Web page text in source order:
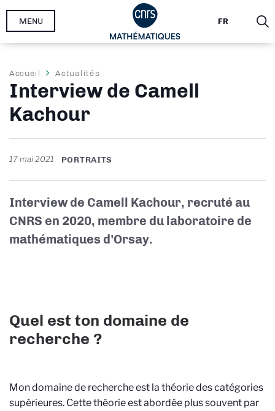
Aller
FR
MENU
Fil
d'Ariane
Accueil Actualités
Interview de Camell
Kachour
17 mai 2021 PORTRAITS
Interview de Camell Kachour, recruté au
CNRS en 2020, membre du laboratoire de
mathématiques d'Orsay.
Quel est ton domaine de
recherche ?
Mon domaine de recherche est la théorie des catégories
supérieures. Cette théorie est abordée plus souvent par